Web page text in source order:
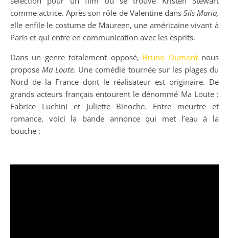
comme actrice. Après son rôle de Valentine dans Sils Maria,
elle enfile le costume de Maureen, une américaine vivant à
Paris et qui entre en communication avec les esprits.
Dans un genre totalement opposé, Bruno Dumontnous
proposeMa Loute. Une comédie tournée sur les plages du
Nord de la France dont le réalisateur est originaire. De
grands acteurs français entourent le dénommé Ma Loute :
Fabrice Luchini et Juliette Binoche. Entre meurtre et
romance, voici la bande annonce qui met l’eau à la
bouche :